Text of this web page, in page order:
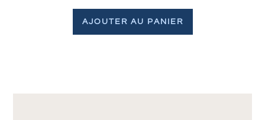
AJOUTER AU PANIER